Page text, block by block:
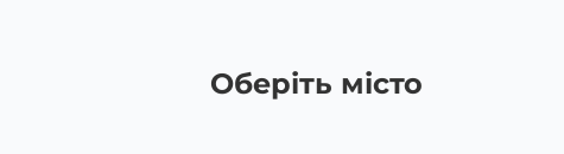
Оберіть місто